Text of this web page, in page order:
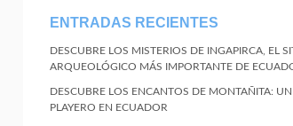
ENTRADAS RECIENTES
DESCUBRE LOS MISTERIOS DE INGAPIRCA, EL
ARQUEOLÓGICO MÁS IMPORTANTE DE
DESCUBRE LOS ENCANTOS DE MONTAÑITA: UN
PLAYERO EN ECUADOR